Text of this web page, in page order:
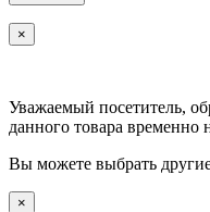
×
Уважаемый посетитель,
данного товара временно
Вы можете выбрать
×